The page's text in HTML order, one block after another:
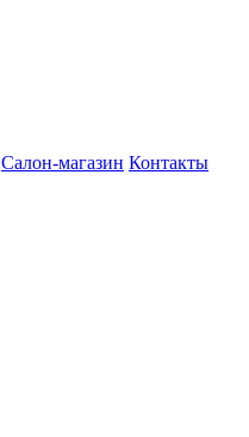
Салон-магазин Контакты